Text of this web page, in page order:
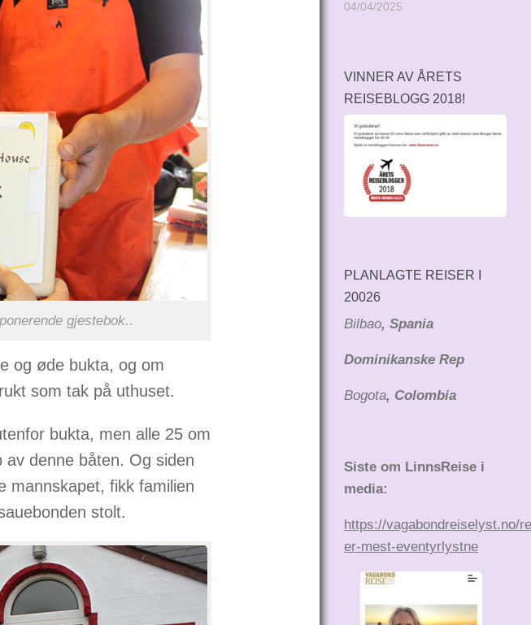
gjestebok..
og øde bukta, og om
som tak på uthuset.
bukta, men alle 25 om
av denne båten. Og siden
mannskapet, fikk familien
stolt.
04/04/2025
VINNER AV ÅRETS
REISEBLOGG 2018!
PLANLAGTE REISER I
20026
Bilbao, Spania
Dominikanske Rep
Bogota, Colombia
Siste om LinnsReise i
media:
https://vagabondreiselyst.no/
er-mest-eventyrlystne